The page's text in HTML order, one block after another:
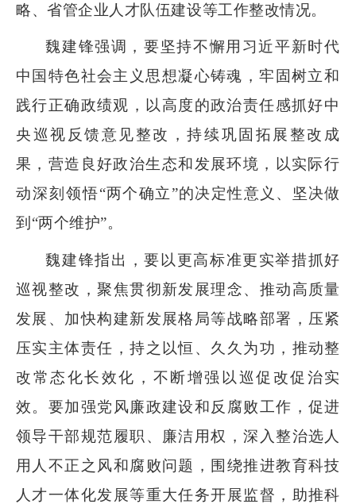
略、省管企业人才队伍建设等工作整改情况。
魏建锋强调，要坚持不懈用习近平新时代
中国特色社会主义思想凝心铸魂，牢固树立和
践行正确政绩观，以高度的政治责任感抓好中
央巡视反馈意见整改，持续巩固拓展整改成
果，营造良好政治生态和发展环境，以实际行
动深刻领悟“两个确立”的决定性意义、坚决做
到“两个维护”。
魏建锋指出，要以更高标准更实举措抓好
巡视整改，聚焦贯彻新发展理念、推动高质量
发展、加快构建新发展格局等战略部署，压紧
压实主体责任，持之以恒、久久为功，推动整
改常态化长效化，不断增强以巡促改促治实
效。要加强党风廉政建设和反腐败工作，促进
领导干部规范履职、廉洁用权，深入整治选人
用人不正之风和腐败问题，围绕推进教育科技
人才一体化发展等重大任务开展监督，助推科